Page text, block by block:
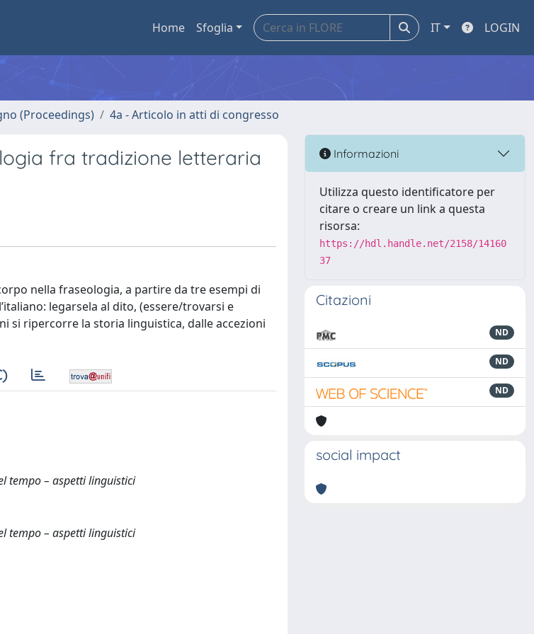
Home Sfoglia IT LOGIN
(Proceedings) 4a - Articolo in atti di congresso
fra tradizione letteraria
nella fraseologia, a partire da tre esempi di
legarsela al dito, (essere/trovarsi e
si ripercorre la storia linguistica, dalle accezioni
tempo – aspetti linguistici
tempo – aspetti linguistici
Informazioni
Utilizza questo identificatore per
citare o creare un link a questa
risorsa:
https://hdl.handle.net/2158/14160
37
Citazioni
ND
ND
ND
social impact